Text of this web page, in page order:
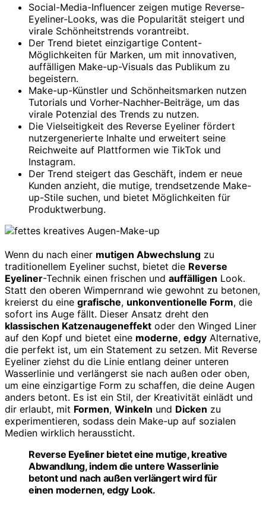
Social-Media-Influencer zeigen mutige Reverse-
Eyeliner-Looks, was die Popularität steigert und
virale Schönheitstrends vorantreibt.
Der Trend bietet einzigartige Content-
Möglichkeiten für Marken, um mit innovativen,
auffälligen Make-up-Visuals das Publikum zu
begeistern.
Make-up-Künstler und Schönheitsmarken nutzen
Tutorials und Vorher-Nachher-Beiträge, um das
virale Potenzial des Trends zu nutzen.
Die Vielseitigkeit des Reverse Eyeliner fördert
nutzergenerierte Inhalte und erweitert seine
Reichweite auf Plattformen wie TikTok und
Instagram.
Der Trend steigert das Geschäft, indem er neue
Kunden anzieht, die mutige, trendsetzende Make-
up-Stile suchen, und bietet Möglichkeiten für
Produktwerbung.
Wenn du nach einer mutigen Abwechslung zu
traditionellem Eyeliner suchst, bietet die Reverse
Eyeliner-Technik einen frischen und auffälligen Look.
Statt den oberen Wimpernrand wie gewohnt zu betonen,
kreierst du eine grafische, unkonventionelle Form, die
sofort ins Auge fällt. Dieser Ansatz dreht den
klassischen Katzenaugeneffekt oder den Winged Liner
auf den Kopf und bietet eine moderne, edgy Alternative,
die perfekt ist, um ein Statement zu setzen. Mit Reverse
Eyeliner ziehst du die Linie entlang deiner unteren
Wasserlinie und verlängerst sie nach außen oder oben,
um eine einzigartige Form zu schaffen, die deine Augen
anders betont. Es ist ein Stil, der Kreativität einlädt und
dir erlaubt, mit Formen, Winkeln und Dicken zu
experimentieren, sodass dein Make-up auf sozialen
Medien wirklich heraussticht.
Reverse Eyeliner bietet eine mutige, kreative
Abwandlung, indem die untere Wasserlinie
betont und nach außen verlängert wird für
einen modernen, edgy Look.